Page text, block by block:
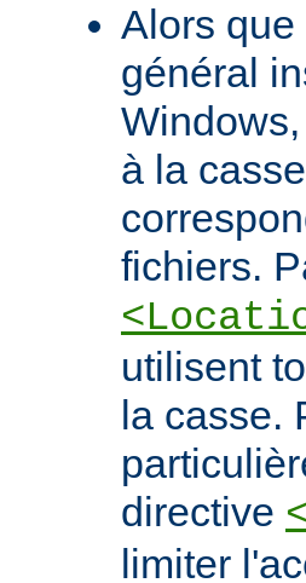
Alors
général
à la
fichiers.
utilisent
la casse.
directive
limiter